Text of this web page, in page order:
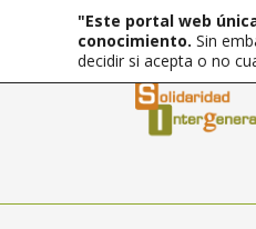
"Este portal web
conocimiento. Sin
decidir si acepta o no